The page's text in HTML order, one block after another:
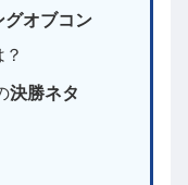
グオブコン
決勝ネタ